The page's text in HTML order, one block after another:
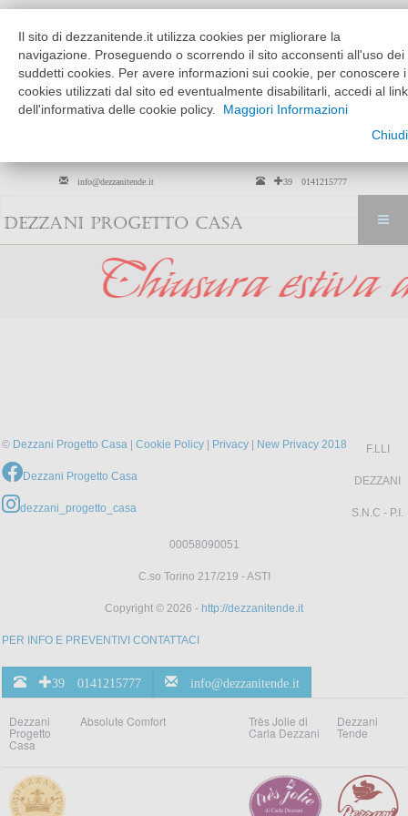
POMERIGGIO
MARTEDÌ --> VENERDÌ
9:30 - 12:30
15:30 - 19:30
SABATO
9:30 - 12:30
solo su
appuntamento
+39 0141215777
info@dezzanitende.it
DEZZANI PROGETTO CASA
estiva dal
© Dezzani Progetto Casa | Cookie Policy | Privacy | New Privacy 2018
Dezzani Progetto Casa
dezzani_progetto_casa
F.LLI
DEZZANI
S.N.C - P.I.
00058090051
C.so Torino 217/219 - ASTI
Copyright © 2026 - http://dezzanitende.it
PER INFO E PREVENTIVI CONTATTACI
+39 0141215777 info@dezzanitende.it
Dezzani
Progetto
Casa
Absolute Comfort Très Jolie di
Carla Dezzani
Dezzani
Tende
Il sito di dezzanitende.it utilizza cookies per migliorare la
navigazione. Proseguendo o scorrendo il sito acconsenti all'uso dei
suddetti cookies. Per avere informazioni sui cookie, per conoscere i
cookies utilizzati dal sito ed eventualmente disabilitarli, accedi al link
dell'informativa delle cookie policy.
Maggiori Informazioni
Chiudi